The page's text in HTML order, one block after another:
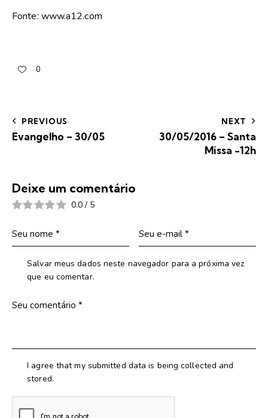
Fonte: www.a12.com
0
PREVIOUS
Evangelho – 30/05
NEXT
30/05/2016 – Santa
Missa -12h
Deixe um comentário
0.0 / 5
Salvar meus dados neste navegador para a próxima vez
que eu comentar.
I agree that my submitted data is being collected and
stored.